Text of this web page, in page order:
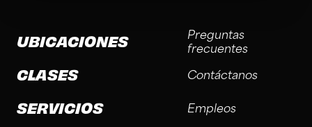
UBICACIONES
CLASES
SERVICIOS
Preguntas
frecuentes
Contáctanos
Empleos